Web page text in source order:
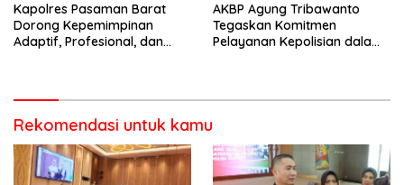
Kapolres Pasaman Barat
Dorong Kepemimpinan
Adaptif, Profesional, dan
AKBP Agung Tribawanto
Tegaskan Komitmen
Pelayanan Kepolisian dalam
Rekomendasi untuk kamu